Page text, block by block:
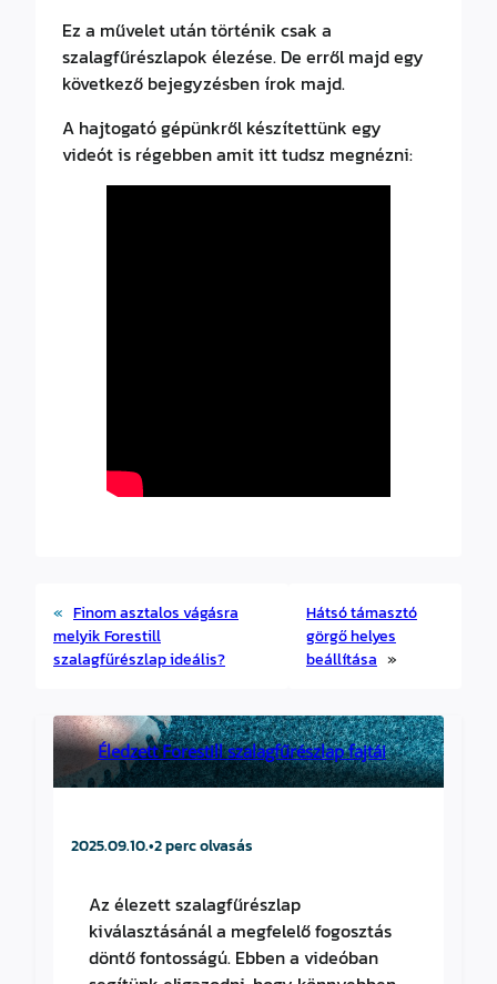
Ez a művelet után történik csak a
szalagfűrészlapok élezése. De erről majd egy
következő bejegyzésben írok majd.
A hajtogató gépünkről készítettünk egy
videót is régebben amit itt tudsz megnézni:
« Finom asztalos vágásra
melyik Forestill
szalagfűrészlap ideális?
Hátsó támasztó
görgő helyes
beállítása »
Éledzett Forestill szalagfűrészlap fajtái
2025.09.10.•2 perc olvasás
Az élezett szalagfűrészlap
kiválasztásánál a megfelelő fogosztás
döntő fontosságú. Ebben a videóban